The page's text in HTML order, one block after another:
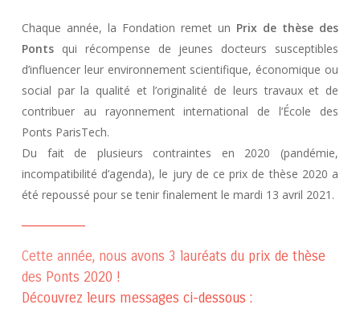
Chaque année, la Fondation remet un Prix de thèse des
Ponts qui récompense de jeunes docteurs susceptibles
d’influencer leur environnement scientifique, économique ou
social par la qualité et l’originalité de leurs travaux et de
contribuer au rayonnement international de l’École des
Ponts ParisTech.
Du fait de plusieurs contraintes en 2020 (pandémie,
incompatibilité d’agenda), le jury de ce prix de thèse 2020 a
été repoussé pour se tenir finalement le mardi 13 avril 2021.
Cette année, nous avons 3 lauréats du prix de thèse
des Ponts 2020 !
Découvrez leurs messages ci-dessous :